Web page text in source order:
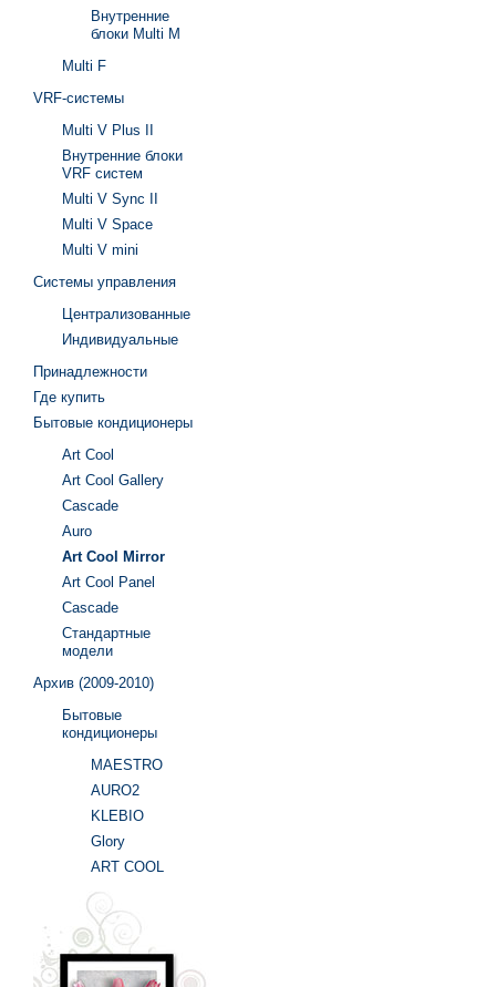
Внутренние
блоки Multi M
Multi F
VRF-системы
Multi V Plus II
Внутренние блоки
VRF систем
Multi V Sync II
Multi V Space
Multi V mini
Системы управления
Централизованные
Индивидуальные
Принадлежности
Где купить
Бытовые кондиционеры
Art Cool
Art Cool Gallery
Cascade
Auro
Art Cool Mirror
Art Cool Panel
Cascade
Стандартные
модели
Архив (2009-2010)
Бытовые
кондиционеры
MAESTRO
AURO2
KLEBIO
Glory
ART COOL